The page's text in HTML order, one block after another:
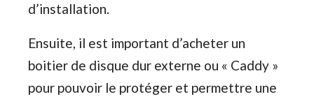
d’installation.
Ensuite, il est important d’acheter un
boitier de disque dur externe ou « Caddy »
pour pouvoir le protéger et permettre une